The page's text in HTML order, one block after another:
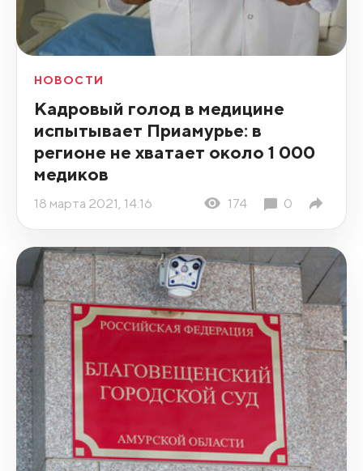
НОВОСТИ
Кадровый голод в медицине
испытывает Приамурье: в
регионе не хватает около 1 000
медиков
18 марта 2021, 14:16 174 0